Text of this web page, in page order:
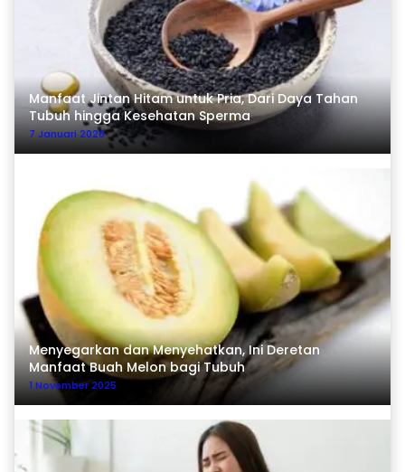
Manfaat Jintan Hitam untuk Pria, Dari Daya Tahan
Tubuh hingga Kesehatan Sperma
7 Januari 2026
Menyegarkan dan Menyehatkan, Ini Deretan
Manfaat Buah Melon bagi Tubuh
1 November 2025